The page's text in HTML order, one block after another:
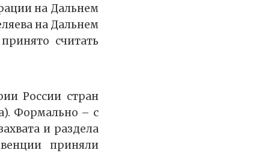
на Дальнем
на Дальнем
считать
России стран
Формально – с
и раздела
приняли